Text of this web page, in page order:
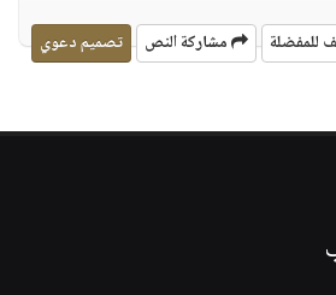
للمفضلة مشاركة النص تصميم دعوي